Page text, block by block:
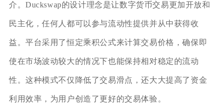
介。Duckswap的设计理念是让数字货币交易更加开放和
民主化，任何人都可以参与流动性提供并从中获得收
益。平台采用了恒定乘积公式来计算交易价格，确保即
使在市场波动较大的情况下也能保持相对稳定的流动
性。这种模式不仅降低了交易滑点，还大大提高了资金
利用效率，为用户创造了更好的交易体验。